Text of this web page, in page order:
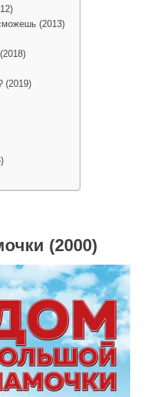
(2013)
(2019)
(2000)